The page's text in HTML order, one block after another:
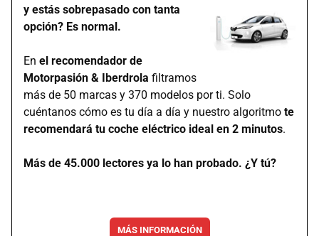
y estás sobrepasado con tanta
opción? Es normal.
En el recomendador de
Motorpasión & Iberdrola filtramos
más de 50 marcas y 370 modelos por ti. Solo
cuéntanos cómo es tu día a día y nuestro algoritmo te
recomendará tu coche eléctrico ideal en 2 minutos.
Más de 45.000 lectores ya lo han probado. ¿Y tú?
MÁS INFORMACIÓN